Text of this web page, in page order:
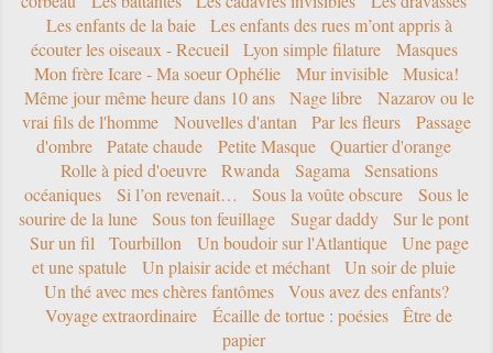
Les enfants de la baie
Les enfants des rues m’ont appris à
écouter les oiseaux - Recueil
Lyon simple filature
Masques
Mon frère Icare - Ma soeur Ophélie
Mur invisible
Musica!
Même jour même heure dans 10 ans
Nage libre
Nazarov ou le
vrai fils de l'homme
Nouvelles d'antan Par les fleurs
Passage
d'ombre
Patate chaude Petite Masque
Quartier d'orange
Rolle à pied d'oeuvre
Rwanda Sagama
Sensations
océaniques
Si l’on revenait… Sous la voûte obscure
Sous le
sourire de la lune
Sous ton feuillage Sugar daddy
Sur le pont
Sur un fil
Tourbillon Un boudoir sur l'Atlantique
Une page
et une spatule
Un plaisir acide et méchant
Un soir de pluie
Un thé avec mes chères fantômes
Vous avez des enfants?
Voyage extraordinaire
Écaille de tortue : poésies
Être de
papier